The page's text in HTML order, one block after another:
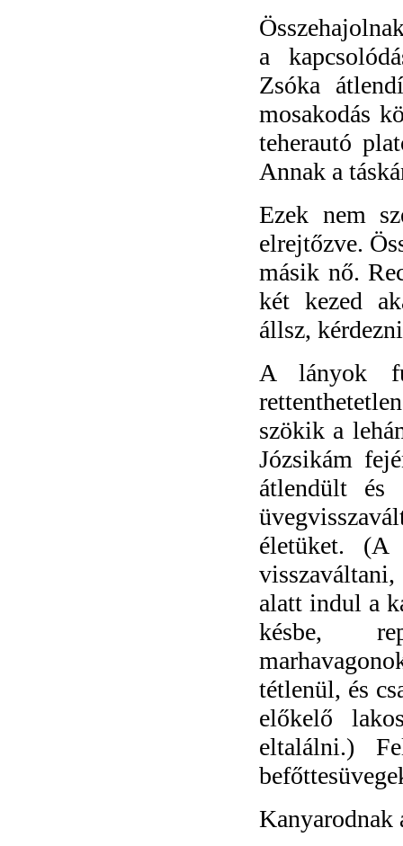
a
Zsóka
mosakodás
teherautó
Annak a
Ezek nem
elrejtőzve.
másik nő.
két kezed
állsz,
A lányok
szökik a
Józsikám
átlendült
életüket. (A
alatt indul a
késbe,
tétlenül, és
előkelő
eltalálni.)
Kanyarodnak